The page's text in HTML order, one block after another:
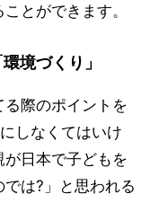
とができます。
境づくり」
際のポイントを
しなくてはいけ
日本で子どもを
は?」と思われる